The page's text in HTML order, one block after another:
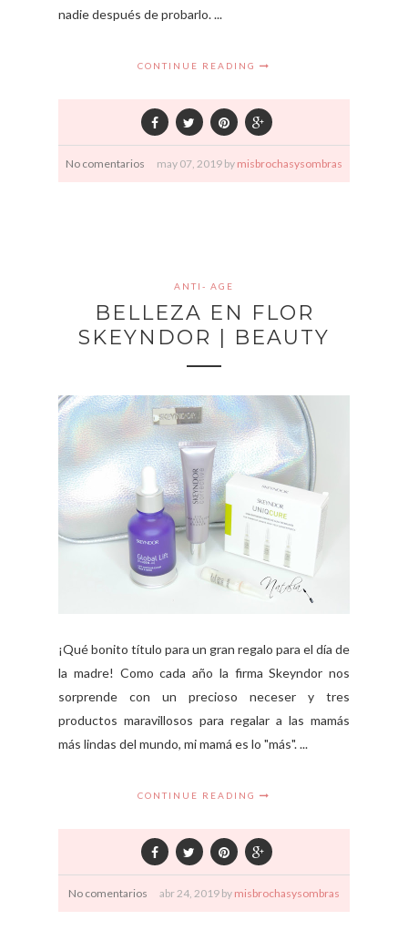
nadie después de probarlo. ...
CONTINUE READING
No comentarios may 07, 2019 by misbrochasysombras
ANTI- AGE
BELLEZA EN FLOR
SKEYNDOR | BEAUTY
¡Qué bonito título para un gran regalo para el día de
la madre! Como cada año la firma Skeyndor nos
sorprende con un precioso neceser y tres
productos maravillosos para regalar a las mamás
más lindas del mundo, mi mamá es lo "más". ...
CONTINUE READING
No comentarios abr24, 2019 by misbrochasysombras